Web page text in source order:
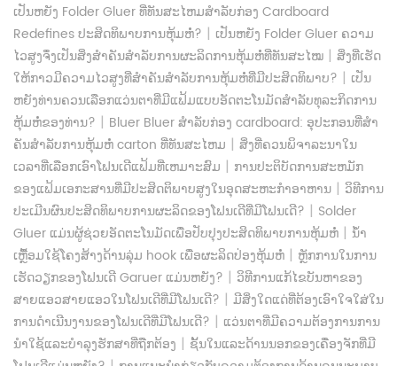
ເປັນຫຍັງ Folder Gluer ທີ່ທັນສະໄຫມສໍາລັບກ່ອງ Cardboard
Redefines ປະສິດທິພາບການຫຸ້ມຫໍ່? | ເປັນຫຍັງ Folder Gluer ຄວາມ
ໄວສູງຈຶ່ງເປັນສິ່ງສຳຄັນສຳລັບການຜະລິດການຫຸ້ມຫໍ່ທີ່ທັນສະໄໝ | ສິ່ງທີ່ເຮັດ
ໃຫ້ກາວມີຄວາມໄວສູງທີ່ສໍາຄັນສໍາລັບການຫຸ້ມຫໍ່ທີ່ມີປະສິດທິພາບ? | ເປັນ
ຫຍັງທ່ານຄວນເລືອກແວ່ນຕາທີ່ມີແຟ້ມແບບອັດຕະໂນມັດສໍາລັບທຸລະກິດການ
ຫຸ້ມຫໍ່ຂອງທ່ານ? | Bluer Bluer ສໍາລັບກ່ອງ cardboard: ອຸປະກອນທີ່ສໍາ
ຄັນສໍາລັບການຫຸ້ມຫໍ່ carton ທີ່ທັນສະໄຫມ | ສິ່ງທີ່ຄວນພິຈາລະນາໃນ
ເວລາທີ່ເລືອກເອົາໂຟນເດີແຟ້ມທີ່ເຫມາະສົມ | ການປະຕິບັດການສະຫມັກ
ຂອງແຟ້ມເອກະສານທີ່ມີປະສິດຕິພາບສູງໃນອຸດສະຫະກໍາອາຫານ | ວິທີການ
ປະເມີນຜົນປະສິດທິພາບການຜະລິດຂອງໂຟນເດີທີ່ມີໂຟນເດີ? | Solder
Gluer ແມ່ນຜູ້ຊ່ວຍອັດຕະໂນມັດເພື່ອປັບປຸງປະສິດທິພາບການຫຸ້ມຫໍ່ | ນ້ໍາ
ເຫຼື້ອມໃຊ້ໂຄງສ້າງດ້ານລຸ່ມ hook ເພື່ອຜະລິດປ່ອງຫຸ້ມຫໍ່ | ຫຼັກການໃນການ
ເຮັດວຽກຂອງໂຟນເດີ Garuer ແມ່ນຫຍັງ? | ວິທີການແກ້ໄຂບັນຫາຂອງ
ສາຍແອວສາຍແອວໃນໂຟນເດີທີ່ມີໂຟນເດີ? | ມີສິ່ງໃດແດ່ທີ່ຕ້ອງເອົາໃຈໃສ່ໃນ
ການດໍາເນີນງານຂອງໂຟນເດີທີ່ມີໂຟນເດີ? | ແວ່ນຕາທີ່ມີຄວາມຕ້ອງການການ
ນໍາໃຊ້ແລະບໍາລຸງຮັກສາທີ່ຖືກຕ້ອງ | ຊັ້ນໃນແລະດ້ານນອກຂອງເຄື່ອງຈັກທີ່ມີ